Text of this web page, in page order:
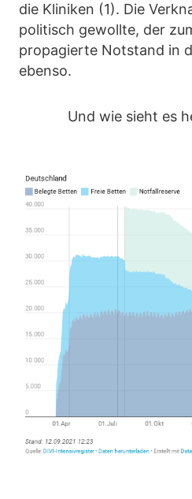
die Kliniken (1). Die
politisch gewollte, der
propagierte Notstand in
ebenso.
Und wie sieht es